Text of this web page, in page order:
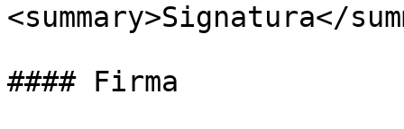
<summary>Signatura</
#### Firma